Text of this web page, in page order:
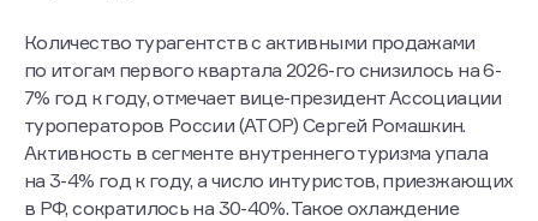
Количество турагентств с активными продажами
по итогам первого квартала 2026-го снизилось на 6-
7% год к году, отмечает вице-президент Ассоциации
туроператоров России (АТОР) Сергей Ромашкин.
Активность в сегменте внутреннего туризма упала
на 3-4% год к году, а число интуристов, приезжающих
в РФ, сократилось на 30-40%. Такое охлаждение